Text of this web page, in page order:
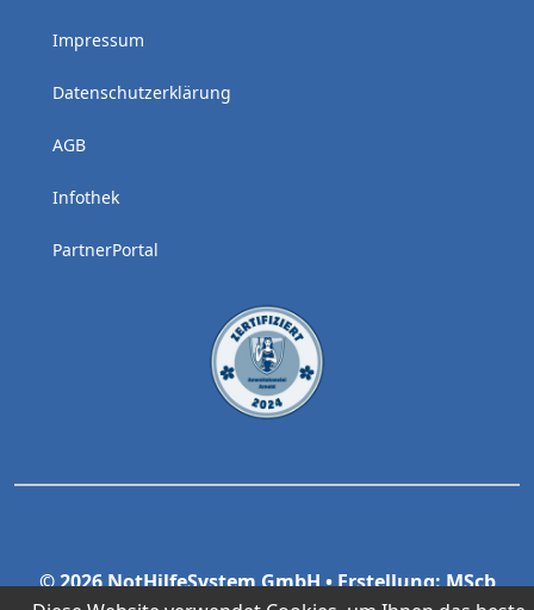
Impressum
Datenschutzerklärung
AGB
Infothek
PartnerPortal
© 2026 NotHilfeSystem GmbH • Erstellung: MScb